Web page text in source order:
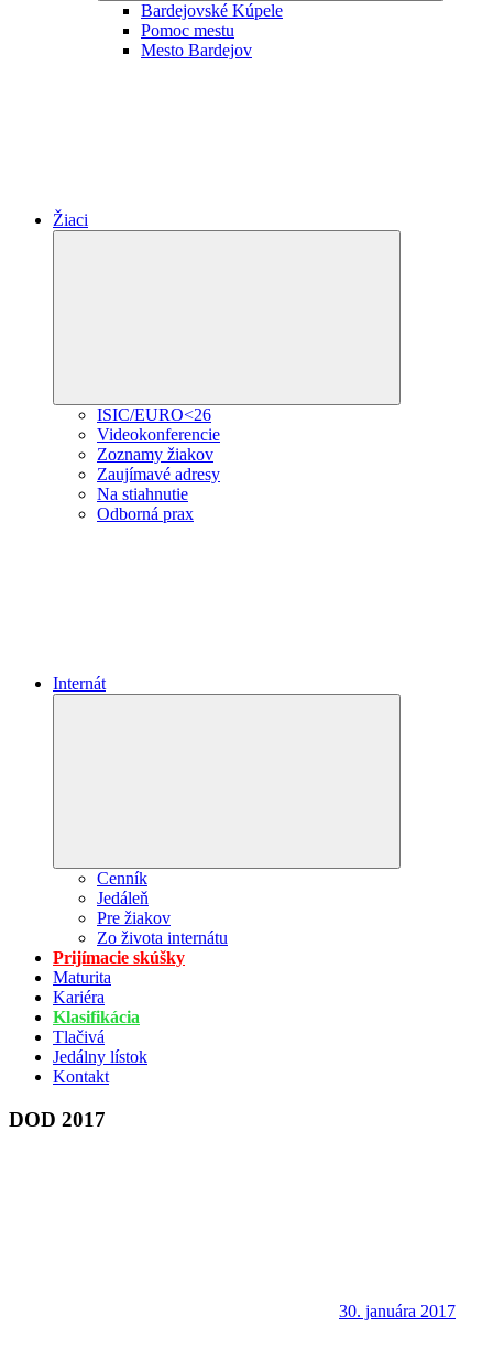
Bardejovské Kúpele
Pomoc mestu
Mesto Bardejov
Žiaci
ISIC/EURO<26
Videokonferencie
Zoznamy žiakov
Zaujímavé adresy
Na stiahnutie
Odborná prax
Internát
Cenník
Jedáleň
Pre žiakov
Zo života internátu
Prijímacie skúšky
Maturita
Kariéra
Klasifikácia
Tlačivá
Jedálny lístok
Kontakt
DOD 2017
30. januára 2017